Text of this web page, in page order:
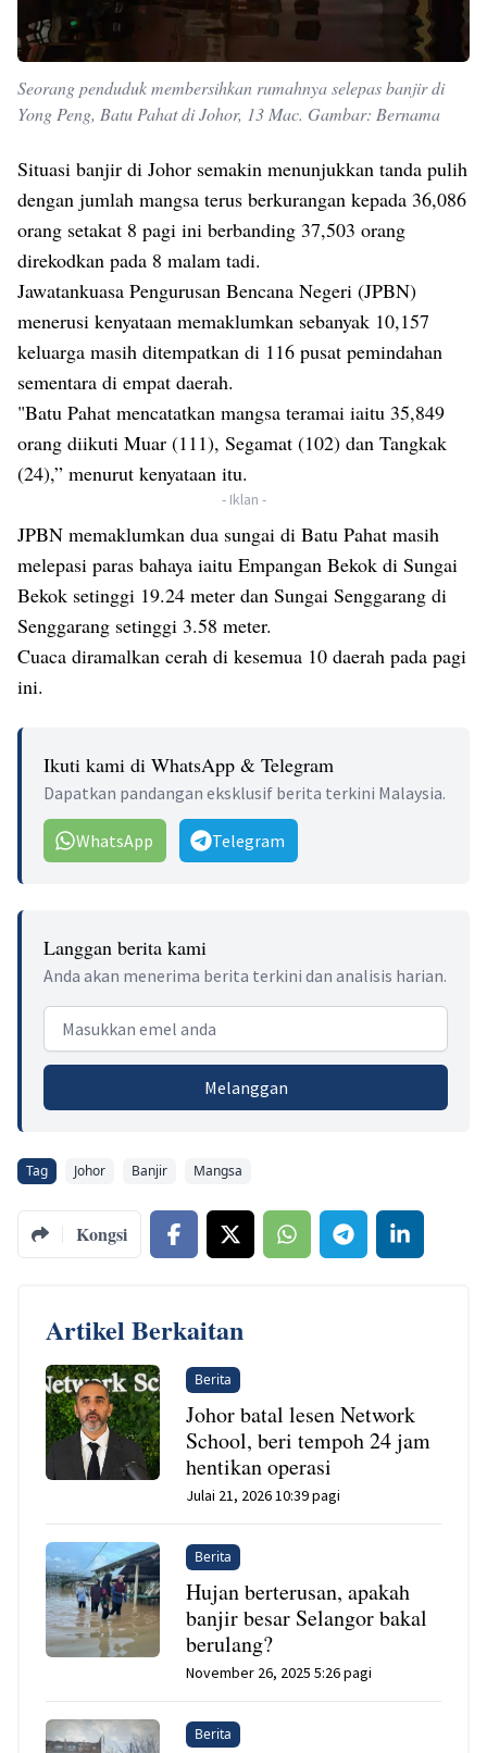
Seorang penduduk membersihkan rumahnya selepas banjir di
Yong Peng, Batu Pahat di Johor, 13 Mac. Gambar: Bernama
Situasi banjir di Johor semakin menunjukkan tanda pulih
dengan jumlah mangsa terus berkurangan kepada 36,086
orang setakat 8 pagi ini berbanding 37,503 orang
direkodkan pada 8 malam tadi.
Jawatankuasa Pengurusan Bencana Negeri (JPBN)
menerusi kenyataan memaklumkan sebanyak 10,157
keluarga masih ditempatkan di 116 pusat pemindahan
sementara di empat daerah.
"Batu Pahat mencatatkan mangsa teramai iaitu 35,849
orang diikuti Muar (111), Segamat (102) dan Tangkak
(24),” menurut kenyataan itu.
- Iklan -
JPBN memaklumkan dua sungai di Batu Pahat masih
melepasi paras bahaya iaitu Empangan Bekok di Sungai
Bekok setinggi 19.24 meter dan Sungai Senggarang di
Senggarang setinggi 3.58 meter.
Cuaca diramalkan cerah di kesemua 10 daerah pada pagi
ini.
Ikuti kami di WhatsApp & Telegram
Dapatkan pandangan eksklusif berita terkini Malaysia.
WhatsApp Telegram
Langgan berita kami
Anda akan menerima berita terkini dan analisis harian.
Email address
Melanggan
Tag Johor Banjir Mangsa
Kongsi
Artikel Berkaitan
Berita
Johor batal lesen Network
School, beri tempoh 24 jam
hentikan operasi
Julai 21, 2026 10:39 pagi
Berita
Hujan berterusan, apakah
banjir besar Selangor bakal
berulang?
November 26, 2025 5:26 pagi
Berita